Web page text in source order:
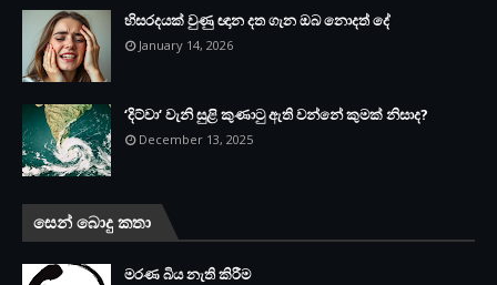
හිසරදයක් වුණු ඥාන දත ගැන ඔබ නොදත් දේ
January 14, 2026
‘දිට්වා‘ වැනි සුළි කුණාටු ඇති වන්නේ කුමක් නිසාද?
December 13, 2025
සෙන් බොදු කතා
මරණ බිය නැති කිරීම